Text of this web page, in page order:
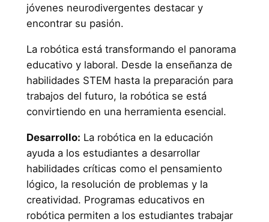
jóvenes neurodivergentes destacar y
encontrar su pasión.
La robótica está transformando el panorama
educativo y laboral. Desde la enseñanza de
habilidades STEM hasta la preparación para
trabajos del futuro, la robótica se está
convirtiendo en una herramienta esencial.
Desarrollo: La robótica en la educación
ayuda a los estudiantes a desarrollar
habilidades críticas como el pensamiento
lógico, la resolución de problemas y la
creatividad. Programas educativos en
robótica permiten a los estudiantes trabajar